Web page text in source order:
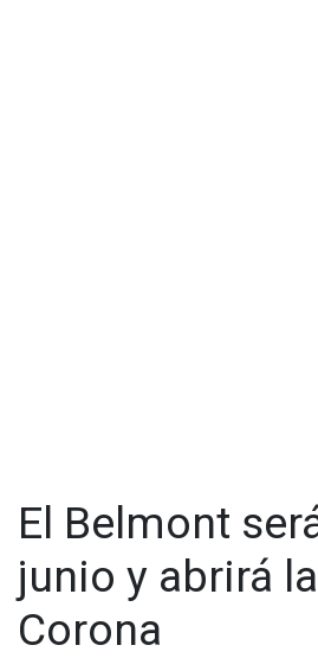
El Belmont
junio y abrirá
Corona